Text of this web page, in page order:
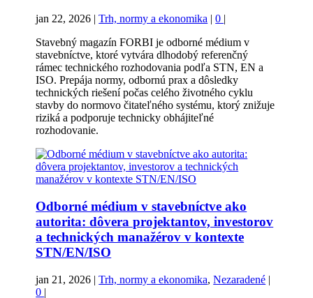
jan 22, 2026 |Trh, normy a ekonomika |0 |
Stavebný magazín FORBI je odborné médium v
stavebníctve, ktoré vytvára dlhodobý referenčný
rámec technického rozhodovania podľa STN, EN a
ISO. Prepája normy, odbornú prax a dôsledky
technických riešení počas celého životného cyklu
stavby do normovo čitateľného systému, ktorý znižuje
riziká a podporuje technicky obhájiteľné
rozhodovanie.
Odborné médium v stavebníctve ako
autorita: dôvera projektantov, investorov
a technických manažérov v kontexte
STN/EN/ISO
jan 21, 2026 |Trh, normy a ekonomika,Nezaradené |
0 |